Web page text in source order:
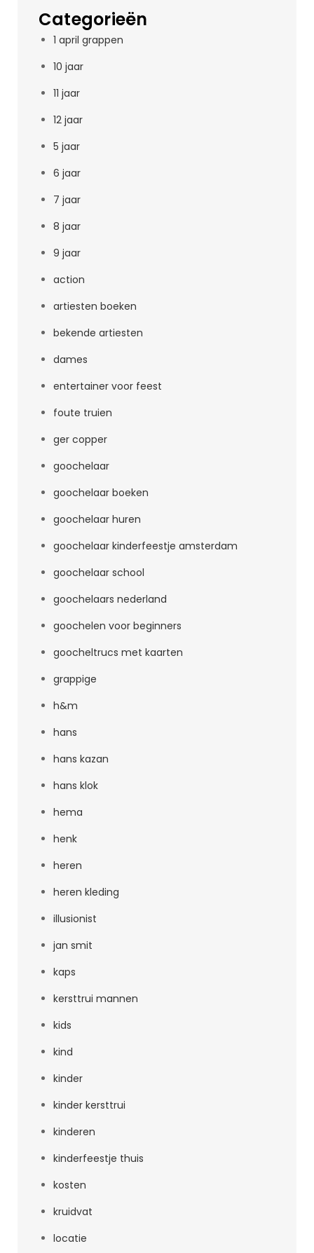
Categorieën
1 april grappen
10 jaar
11 jaar
12 jaar
5 jaar
6 jaar
7 jaar
8 jaar
9 jaar
action
artiesten boeken
bekende artiesten
dames
entertainer voor feest
foute truien
ger copper
goochelaar
goochelaar boeken
goochelaar huren
goochelaar kinderfeestje amsterdam
goochelaar school
goochelaars nederland
goochelen voor beginners
goocheltrucs met kaarten
grappige
h&m
hans
hans kazan
hans klok
hema
henk
heren
heren kleding
illusionist
jan smit
kaps
kersttrui mannen
kids
kind
kinder
kinder kersttrui
kinderen
kinderfeestje thuis
kosten
kruidvat
locatie